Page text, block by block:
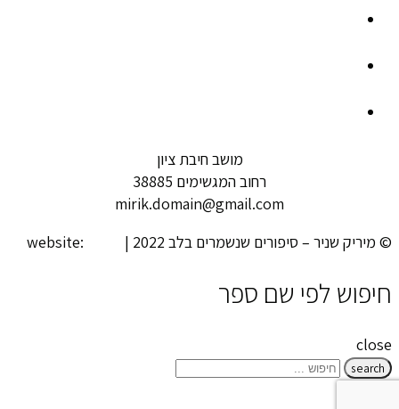
מושב חיבת ציון
רחוב המגשימים 38885
mirik.domain@gmail.com
© מיריק שניר – סיפורים שנשמרים בלב 2022 | website:
חיפוש לפי שם ספר
close
search